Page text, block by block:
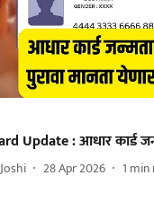
Update : आधार कार्ड
28 Apr 2026 1 min